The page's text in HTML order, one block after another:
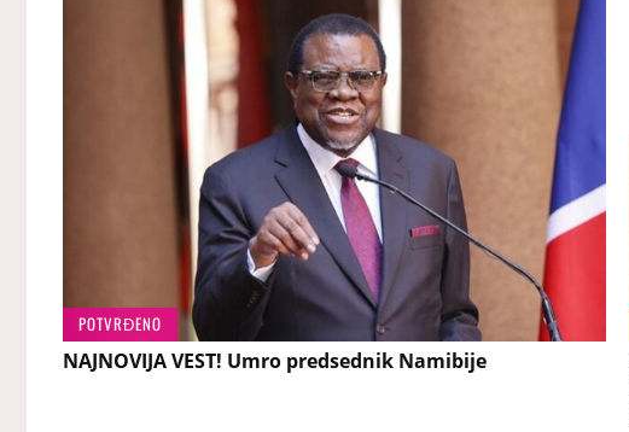
POTVRĐENO
NAJNOVIJA VEST! Umro predsednik Namibije